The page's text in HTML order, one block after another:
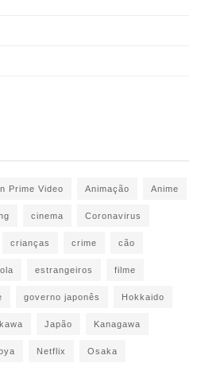
Prime Video Animação Anime
cinema Coronavirus
crianças crime cão
estrangeiros filme
governo japonês Hokkaido
Japão Kanagawa
Netflix Osaka